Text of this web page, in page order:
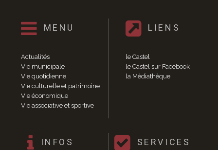
Délibérations 2014
Délibérations 2013
Délibérations 2011
Délibérations 2010
Délibérations 2009
Délibérations 2008
Agenda réunions publiques
Marchés publics
Vie quotidienne
MENU
Actualités
Vie municipale
Vie quotidienne
Vie culturelle et patrimoine
Vie économique
Vie associative et sportive
LIENS
le Castel
le Castel sur Facebook
la Médiathèque
INFOS SERVICES